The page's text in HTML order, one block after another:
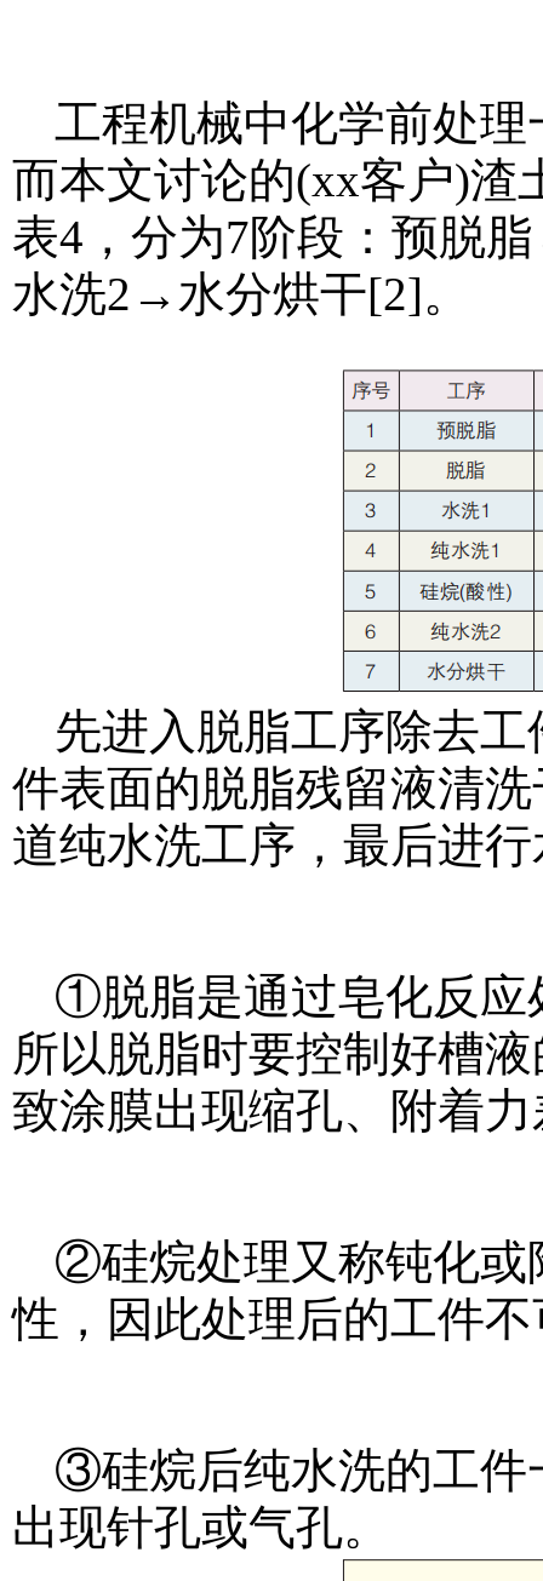
工程机械中化学前处
而本文讨论的(xx客户)渣
表4，分为7阶段：预
水洗2→水分烘干[2]。
先进入脱脂工序除去
件表面的脱脂残留液清
道纯水洗工序，最后进
①脱脂是通过皂化反应
所以脱脂时要控制好槽
致涂膜出现缩孔、附着
②硅烷处理又称钝化或
性，因此处理后的工件
③硅烷后纯水洗的工件
出现针孔或气孔。